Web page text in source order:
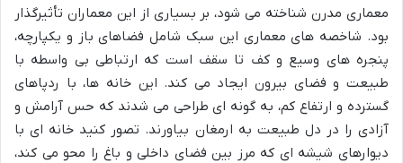
معماری مدرن شناخته می شود، بر بسیاری از این معماران تأثیرگذار
بود. شاخصه های معماری این سبک شامل فضاهای باز و یکپارچه،
پنجره های وسیع و کف تا سقف است که ارتباطی بی واسطه با
طبیعت و فضای بیرون ایجاد می کند. این خانه ها، با ردپاهای
گسترده و ارتفاع کم، به گونه ای طراحی می شدند که حس آرامش و
آزادی را در دل طبیعت به ارمغان بیاورند. تصور کنید خانه ای با
دیوارهای شیشه ای که مرز بین فضای داخلی و باغ را محو می کند،